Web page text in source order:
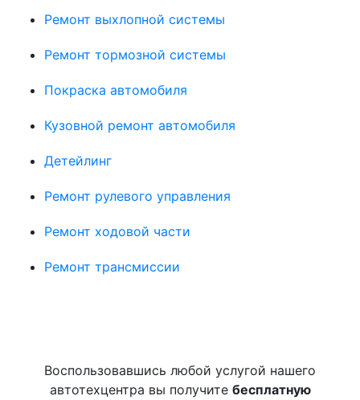
Ремонт выхлопной системы
Ремонт тормозной системы
Покраска автомобиля
Кузовной ремонт автомобиля
Детейлинг
Ремонт рулевого управления
Ремонт ходовой части
Ремонт трансмиссии
Воспользовавшись любой услугой нашего
автотехцентра вы получите бесплатную